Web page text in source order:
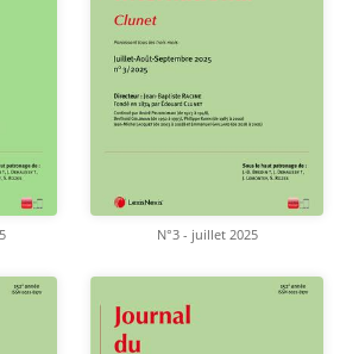
N°3 - juillet 2025